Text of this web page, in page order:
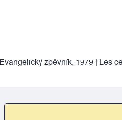
zpěvník, 1979 | Les